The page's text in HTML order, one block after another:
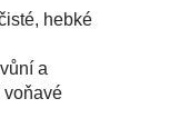
hebké
a
voňavé